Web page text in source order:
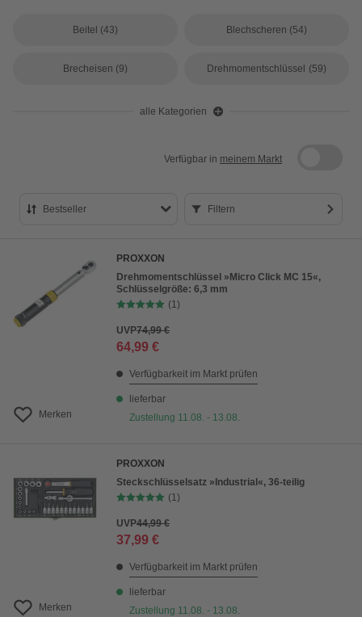
Beitel (43) Blechscheren (54)
Brecheisen (9) Drehmomentschlüssel (59)
alle Kategorien
Verfügbar in meinem Markt
Bestseller
Preis aufsteigend
Preis absteigend
Filtern
Merken
PROXXON
Drehmomentschlüssel »Micro Click MC 15«,
Schlüsselgröße: 6,3 mm
(1)
UVP74,99 €
64,99 €
Verfügbarkeit im Markt prüfen
lieferbar
Zustellung 11.08. - 13.08.
Merken
PROXXON
Steckschlüsselsatz »Industrial«, 36-teilig
(1)
UVP44,99 €
37,99 €
Verfügbarkeit im Markt prüfen
lieferbar
Zustellung 11.08. - 13.08.